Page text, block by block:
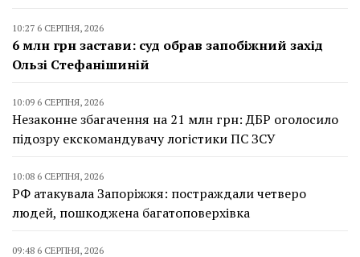
10:27 6 СЕРПНЯ, 2026
6 млн грн застави: суд обрав запобіжний захід
Ользі Стефанішиній
10:09 6 СЕРПНЯ, 2026
Незаконне збагачення на 21 млн грн: ДБР оголосило
підозру екскомандувачу логістики ПС ЗСУ
10:08 6 СЕРПНЯ, 2026
РФ атакувала Запоріжжя: постраждали четверо
людей, пошкоджена багатоповерхівка
09:48 6 СЕРПНЯ, 2026